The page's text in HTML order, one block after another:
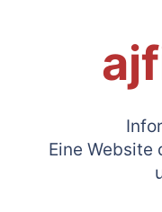
Eine Website